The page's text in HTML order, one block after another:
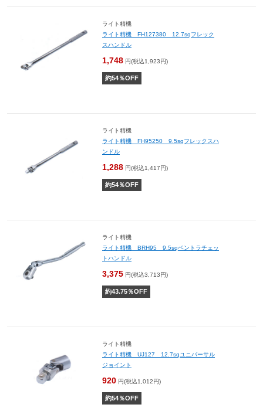
ライト精機
ライト精機 FH127380 12.7sqフレック
スハンドル
1,748 円(税込1,923円)
約54％OFF
ライト精機
ライト精機 FH95250 9.5sqフレックスハ
ンドル
1,288 円(税込1,417円)
約54％OFF
ライト精機
ライト精機 BRH95 9.5sqベントラチェッ
トハンドル
3,375 円(税込3,713円)
約43.75％OFF
ライト精機
ライト精機 UJ127 12.7sqユニバーサル
ジョイント
920 円(税込1,012円)
約54％OFF